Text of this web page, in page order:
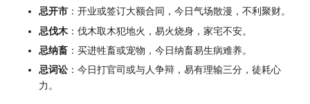
忌开市 ：开业或签订大额合同，今日气场散漫，不利聚财。
忌伐木 ：伐木取木犯地火，易火烧身，家宅不安。
忌纳畜 ：买进牲畜或宠物，今日纳畜易生病难养。
忌词讼：今日打官司或与人争辩，易有理输三分，徒耗心
力。